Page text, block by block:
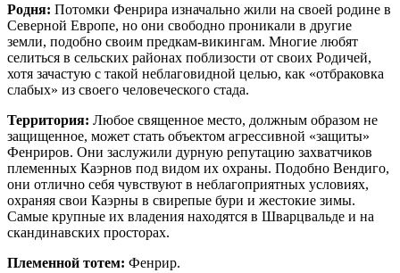
Родня: Потомки Фенрира изначально жили на своей родине в
Северной Европе, но они свободно проникали в другие
земли, подобно своим предкам-викингам. Многие любят
селиться в сельских районах поблизости от своих Родичей,
хотя зачастую с такой неблаговидной целью, как «отбраковка
слабых» из своего человеческого стада.
Территория: Любое священное место, должным образом не
защищенное, может стать объектом агрессивной «защиты»
Фенриров. Они заслужили дурную репутацию захватчиков
племенных Каэрнов под видом их охраны. Подобно Вендиго,
они отлично себя чувствуют в неблагоприятных условиях,
охраняя свои Каэрны в свирепые бури и жестокие зимы.
Самые крупные их владения находятся в Шварцвальде и на
скандинавских просторах.
Племенной тотем: Фенрир.